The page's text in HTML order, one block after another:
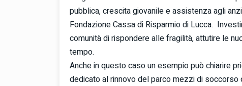
pubblica, crescita giovanile e assistenza agli
Fondazione Cassa di Risparmio di Lucca.
comunità di rispondere alle fragilità, attutire le
tempo.
Anche in questo caso un esempio può chiarire
dedicato al rinnovo del parco mezzi di